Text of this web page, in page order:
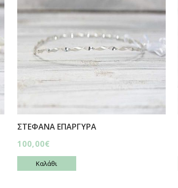
ΣΤΕΦΑΝΑ ΕΠΑΡΓΥΡΑ
100,00€
Καλάθι